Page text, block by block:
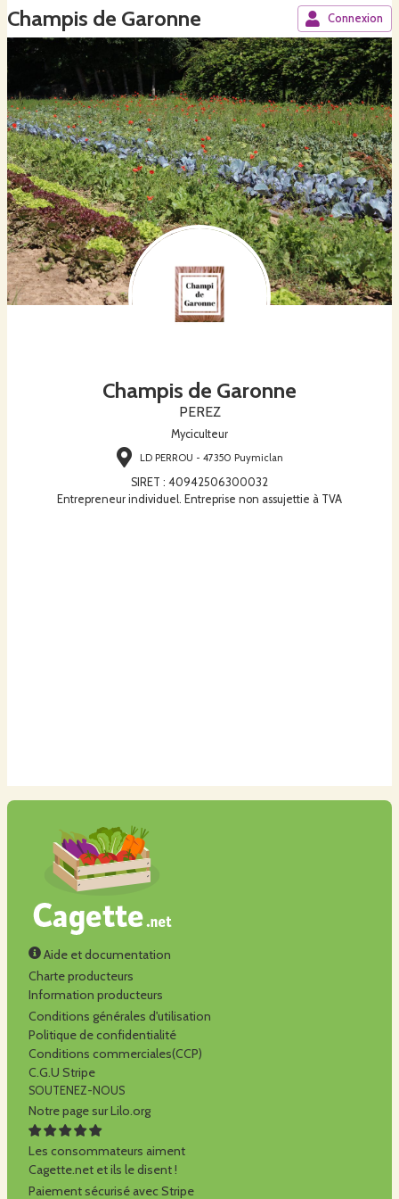
Champis de Garonne Connexion
Champis de Garonne
PEREZ
Myciculteur
LD PERROU - 47350 Puymiclan
SIRET : 40942506300032
Entrepreneur individuel. Entreprise non assujettie à TVA
Aide et documentation
Charte producteurs
Information producteurs
Conditions générales d'utilisation
Politique de confidentialité
Conditions commerciales(CCP)
C.G.U Stripe
SOUTENEZ-NOUS
Notre page sur Lilo.org
Les consommateurs aiment
Cagette.net et ils le disent !
Paiement sécurisé avec Stripe